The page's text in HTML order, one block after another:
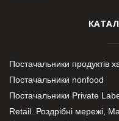
Постачальники продуктів
Постачальники nonfood
Постачальники Private
Retail. Роздрібні мережі,